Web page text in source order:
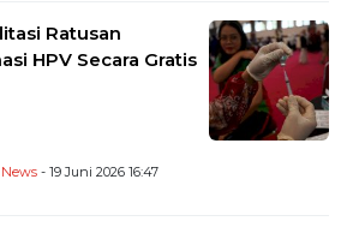
Ratusan
HPV Secara Gratis
News - 19 Juni 2026 16:47